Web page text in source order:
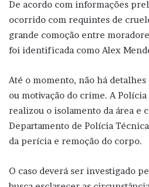
De acordo com informações
ocorrido com requintes de
grande comoção entre
foi identificada como Alex
Até o momento, não há
ou motivação do crime. A
realizou o isolamento da área e
Departamento de Polícia
da perícia e remoção do corpo.
O caso deverá ser investigado